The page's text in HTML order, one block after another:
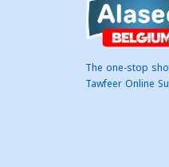
The one-stop
Tawfeer Online